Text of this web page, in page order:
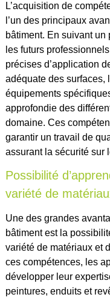
L’acquisition de
l’un des principaux
bâtiment. En suivant
les futurs
précises d’application
adéquate des surfaces,
équipements
approfondie des
domaine. Ces
garantir un travail de
assurant la sécurité sur
Possibilité
variété de
Une des grandes
bâtiment est la
variété de matériaux et
ces compétences, les
développer leur
peintures, enduits et